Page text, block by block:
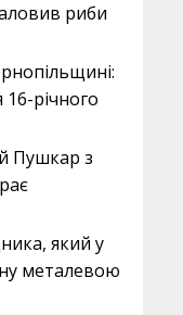
риби
річного
Пушкар з
який у
металевою